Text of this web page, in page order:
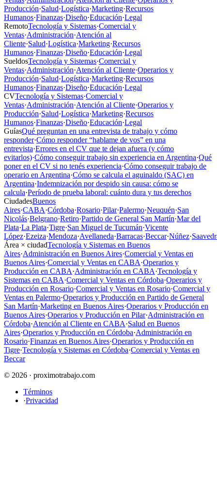
Producción·Salud·Logística·Marketing·Recursos
Humanos·Finanzas·Diseño·Educación·Legal
RemotoTecnología y Sistemas·Comercial y
Ventas·Administración·Atención al
Cliente·Salud·Logística·Marketing·Recursos
Humanos·Finanzas·Diseño·Educación·Legal
SueldosTecnología y Sistemas·Comercial y
Ventas·Administración·Atención al Cliente·Operarios y
Producción·Salud·Logística·Marketing·Recursos
Humanos·Finanzas·Diseño·Educación·Legal
CVTecnología y Sistemas·Comercial y
Ventas·Administración·Atención al Cliente·Operarios y
Producción·Salud·Logística·Marketing·Recursos
Humanos·Finanzas·Diseño·Educación·Legal
GuíasQué preguntan en una entrevista de trabajo y cómo
responder·Cómo responder “hablame de vos” en una
entrevista·Errores en el CV que te dejan afuera (y cómo
evitarlos)·Cómo conseguir trabajo sin experiencia en Argentina·Qué
poner en el CV si no tenés experiencia·Cómo conseguir trabajo de
operario en Argentina·Cómo se calcula el aguinaldo (SAC) en
Argentina·Indemnización por despido sin causa: cómo se
calcula·Período de prueba laboral: cuánto dura y tus derechos
CiudadesBuenos
Aires·CABA·Córdoba·Rosario·Pilar·Palermo·Neuquén·San
Nicolás·Belgrano·Retiro·Partido de General San Martín·Mar del
Plata·La Plata·Tigre·San Miguel de Tucumán·Vicente
López·Ezeiza·Mendoza·Avellaneda·Barracas·Beccar·Núñez·
Área × ciudadTecnología y Sistemas en Buenos
Aires·Administración en Buenos Aires·Comercial y Ventas en
Buenos Aires·Comercial y Ventas en CABA·Operarios y
Producción en CABA·Administración en CABA·Tecnología y
Sistemas en CABA·Comercial y Ventas en Córdoba·Operarios y
Producción en Rosario·Comercial y Ventas en Rosario·Comercial y
Ventas en Palermo·Operarios y Producción en Partido de General
San Martín·Marketing en Buenos Aires·Operarios y Producción en
Buenos Aires·Operarios y Producción en Pilar·Administración en
Córdoba·Atención al Cliente en CABA·Salud en Buenos
Aires·Operarios y Producción en Córdoba·Administración en
Rosario·Finanzas en Buenos Aires·Operarios y Producción en
Tigre·Tecnología y Sistemas en Córdoba·Comercial y Ventas en
Beccar
© 2026 · proximotrabajo.com
Términos
·Privacidad